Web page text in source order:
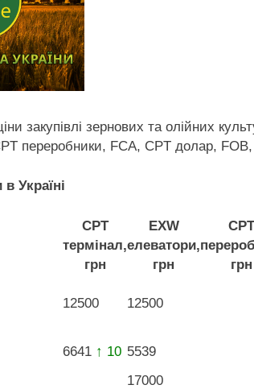
закупівлі зернових та олійних
переробники, FCA, CPT долар,
в Україні
CPT
термінал,
грн
EXW
елеватори,
грн
CPT
грн
12500 12500
6641 ↑ 10 5539
17000